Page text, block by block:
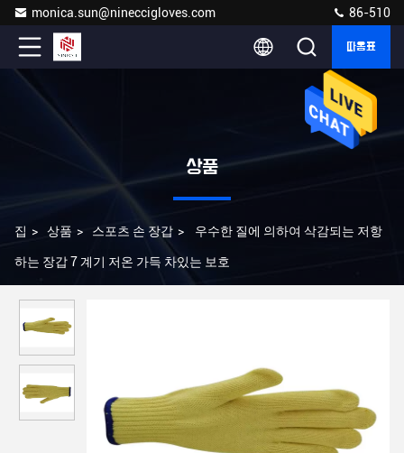
monica.sun@nineccigloves.com 86-510
따옴표
상품
집 > 상품 > 스포츠 손 장갑 > 우수한 질에 의하여 삭감되는 저항
하는 장갑 7 계기 저온 가득 차있는 보호